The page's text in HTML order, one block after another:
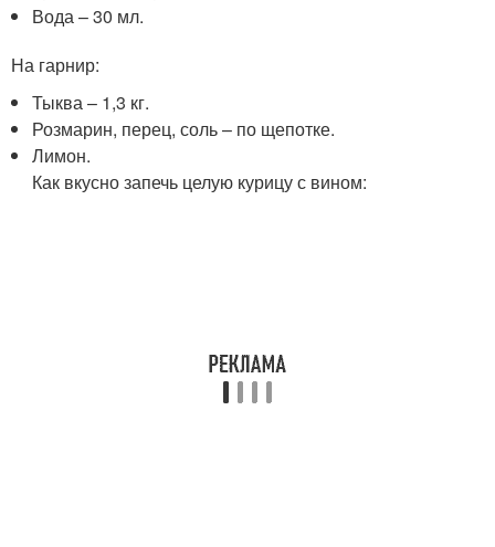
Вода – 30 мл.
На гарнир:
Тыква – 1,3 кг.
Розмарин, перец, соль – по щепотке.
Лимон.
Как вкусно запечь целую курицу с вином: